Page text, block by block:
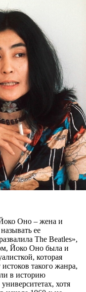
Оно – жена и
ее
The Beatles»,
Йоко Оно была и
которая
такого жанра,
в историю
хотя